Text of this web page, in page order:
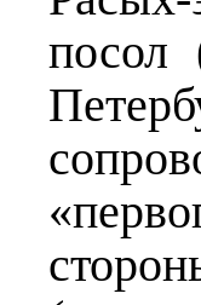
посол